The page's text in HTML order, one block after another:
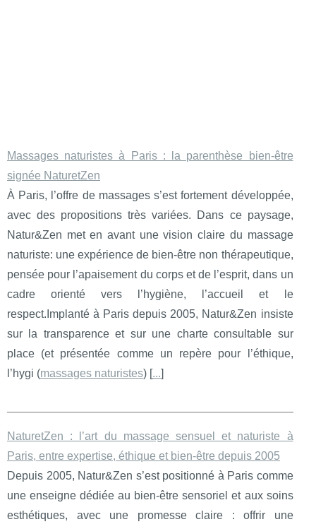
Massages naturistes à Paris : la parenthèse bien-être
signée NaturetZen
À Paris, l’offre de massages s’est fortement développée,
avec des propositions très variées. Dans ce paysage,
Natur&Zen met en avant une vision claire du massage
naturiste: une expérience de bien-être non thérapeutique,
pensée pour l’apaisement du corps et de l’esprit, dans un
cadre orienté vers l’hygiène, l’accueil et le
respect.Implanté à Paris depuis 2005, Natur&Zen insiste
sur la transparence et sur une charte consultable sur
place (et présentée comme un repère pour l’éthique,
l’hygi (massages naturistes) [...]
NaturetZen : l’art du massage sensuel et naturiste à
Paris, entre expertise, éthique et bien-être depuis 2005
Depuis 2005, Natur&Zen s’est positionné à Paris comme
une enseigne dédiée au bien-être sensoriel et aux soins
esthétiques, avec une promesse claire : offrir une